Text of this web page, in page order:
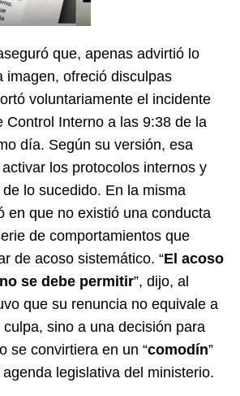
que, apenas advirtió lo
imagen, ofreció disculpas
voluntariamente el incidente
Control Interno a las 9:38 de la
día. Según su versión, esa
los protocolos internos y
lo sucedido. En la misma
en que no existió una conducta
de comportamientos que
de acoso sistemático. “El acoso
se debe permitir”, dijo, al
que su renuncia no equivale a
sino a una decisión para
se convirtiera en un “comodín”
legislativa del ministerio.